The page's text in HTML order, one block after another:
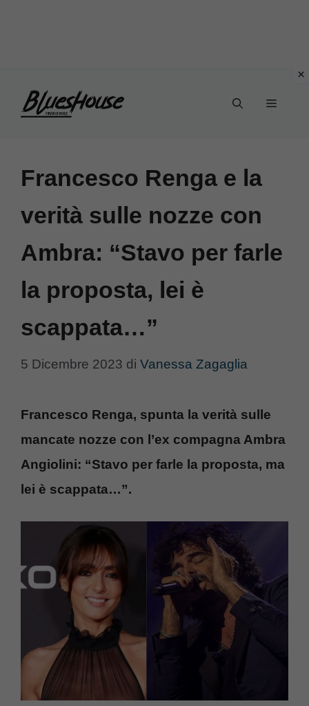
Menu
Francesco Renga e la
verità sulle nozze con
Ambra: “Stavo per farle
la proposta, lei è
scappata…”
5 Dicembre 2023 di Vanessa Zagaglia
Francesco Renga, spunta la verità sulle
mancate nozze con l’ex compagna Ambra
Angiolini: “Stavo per farle la proposta, ma
lei è scappata…”.